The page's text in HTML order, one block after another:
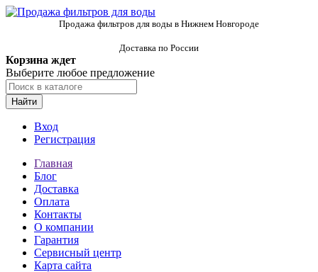
Продажа фильтров для воды в Нижнем Новгороде
Доставка по России
Корзина ждет
Выберите любое предложение
Найти
Вход
Регистрация
Главная
Блог
Доставка
Оплата
Контакты
О компании
Гарантия
Сервисный центр
Карта сайта